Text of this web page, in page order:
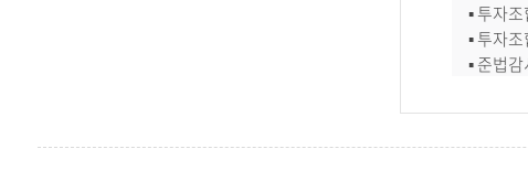
▪ 투자
▪ 투자
▪ 준법
▪ 회계/